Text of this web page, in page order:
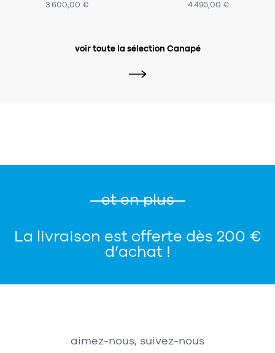
3 600,00 €
ACHAT EXPRESS
4 495,00 €
ACHAT EXPRESS
voir toute la sélection Canapé
et en plus
La livraison est offerte dès 200 €
d’achat !
aimez-nous, suivez-nous